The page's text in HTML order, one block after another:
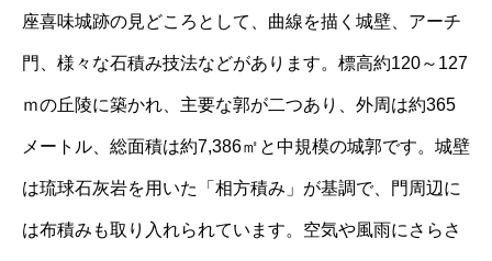
座喜味城跡の見どころとして、曲線を描く城壁、アーチ
門、様々な石積み技法などがあります。標高約120～127
ｍの丘陵に築かれ、主要な郭が二つあり、外周は約365
メートル、総面積は約7,386㎡と中規模の城郭です。城壁
は琉球石灰岩を用いた「相方積み」が基調で、門周辺に
は布積みも取り入れられています。空気や風雨にさらさ